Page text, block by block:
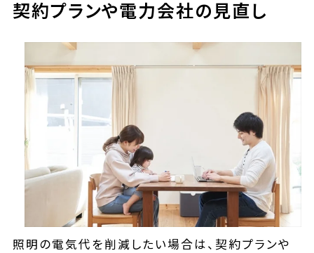
契約プランや電力会社の見直し
照明の電気代を削減したい場合は、契約プランや